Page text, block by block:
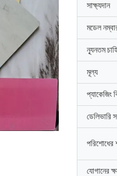
সাক্ষ্যদান
মডেল
ন্যূনতম
মূল্য
প্যাকেজিং
ডেলিভারি
পরিশোধের
যোগানের